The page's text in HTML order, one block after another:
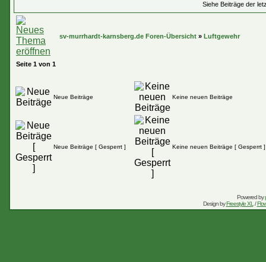
Siehe Beiträge der
sv-murrhardt-karnsberg.de Foren-Übersicht » Luftgewehr
Seite 1 von 1
Neue Beiträge Keine neuen Beiträge
Neue Beiträge [ Gesperrt ] Keine neuen Beiträge [ Gesperrt ]
Powered by
Design byFreestyle XL /